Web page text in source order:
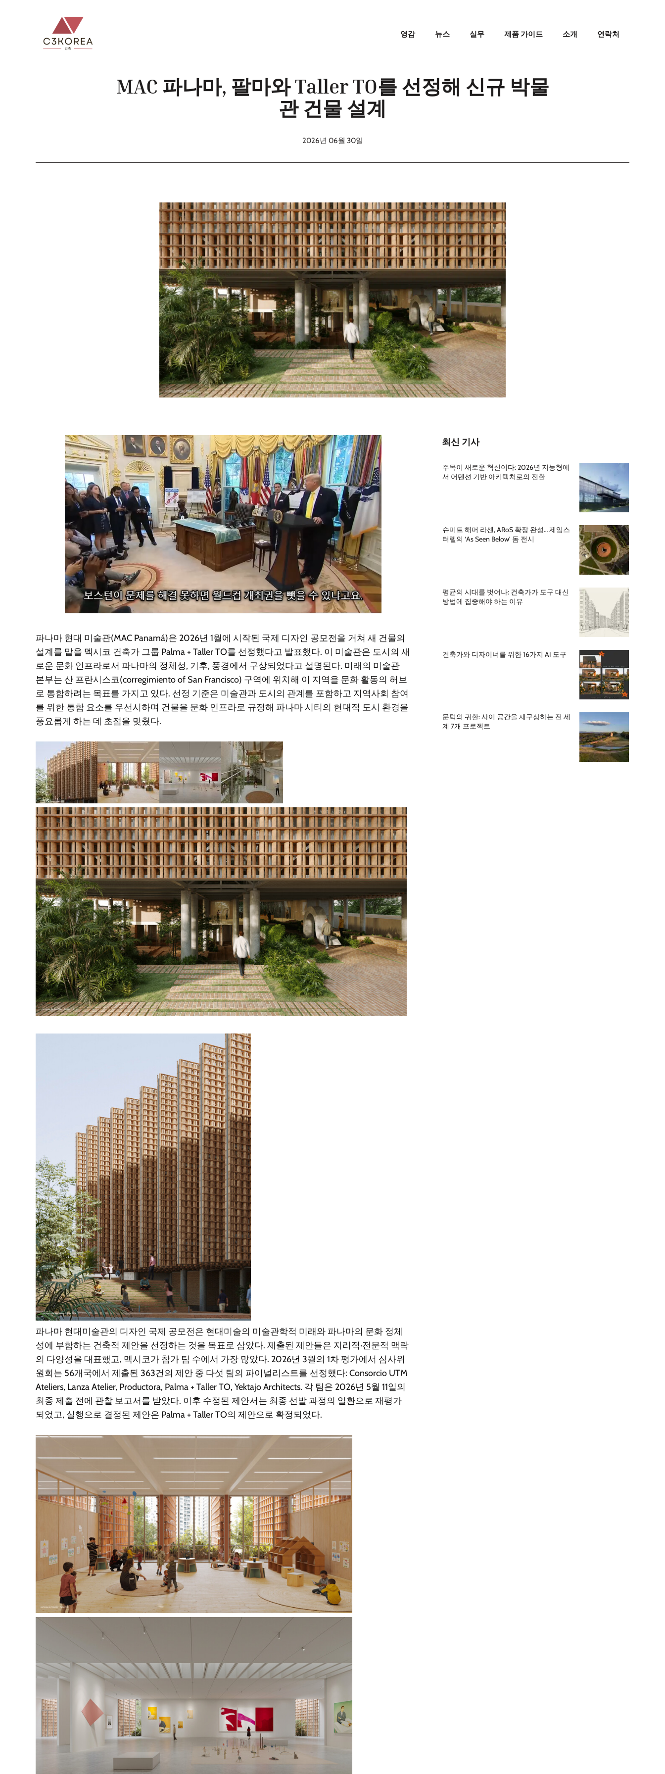
영감 뉴스 실무 제품 가이드 소개 연락처
MAC 파나마, 팔마와 Taller TO를 선정해 신규 박물
관 건물 설계
2026년 06월 30일
파나마 현대 미술관(MAC Panamá)은 2026년 1월에 시작된 국제 디자인 공모전을 거쳐 새 건물의
설계를 맡을 멕시코 건축가 그룹 Palma + Taller TO를 선정했다고 발표했다. 이 미술관은 도시의 새
로운 문화 인프라로서 파나마의 정체성, 기후, 풍경에서 구상되었다고 설명된다. 미래의 미술관
본부는 산 프란시스코(corregimiento of San Francisco) 구역에 위치해 이 지역을 문화 활동의 허브
로 통합하려는 목표를 가지고 있다. 선정 기준은 미술관과 도시의 관계를 포함하고 지역사회 참여
를 위한 통합 요소를 우선시하며 건물을 문화 인프라로 규정해 파나마 시티의 현대적 도시 환경을
풍요롭게 하는 데 초점을 맞췄다.
파나마 현대미술관의 디자인 국제 공모전은 현대미술의 미술관학적 미래와 파나마의 문화 정체
성에 부합하는 건축적 제안을 선정하는 것을 목표로 삼았다. 제출된 제안들은 지리적·전문적 맥락
의 다양성을 대표했고, 멕시코가 참가 팀 수에서 가장 많았다. 2026년 3월의 1차 평가에서 심사위
원회는 56개국에서 제출된 363건의 제안 중 다섯 팀의 파이널리스트를 선정했다: Consorcio UTM
Ateliers, Lanza Atelier, Productora, Palma + Taller TO, Yektajo Architects. 각 팀은 2026년 5월 11일의
최종 제출 전에 관찰 보고서를 받았다. 이후 수정된 제안서는 최종 선발 과정의 일환으로 재평가
되었고, 실행으로 결정된 제안은 Palma + Taller TO의 제안으로 확정되었다.
최신 기사
주목이 새로운 혁신이다: 2026년 지능형에
서 어텐션 기반 아키텍처로의 전환
슈미트 해머 라센, ARoS 확장 완성… 제임스
터렐의 ‘As Seen Below’ 돔 전시
평균의 시대를 벗어나: 건축가가 도구 대신
방법에 집중해야 하는 이유
건축가와 디자이너를 위한 16가지 AI 도구
문턱의 귀환: 사이 공간을 재구상하는 전 세
계 7개 프로젝트